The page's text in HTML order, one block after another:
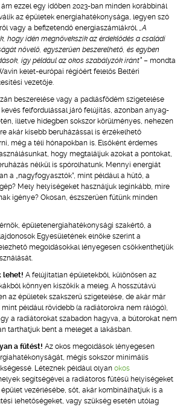
ezzel egy időben 2023-ban minden korábbinál
az épületek energiahatékonysága, legyen szó
vagy a befizetendő energiaszámlákról. „A
hogy idén megnövekszik az érdeklődés a családi
növelő, egyszerűen beszerelhető, és egyben
így például az okos szabályzók iránt” – mondta
kelet-európai régióért felelős Beltéri
vezetője.
beszerelése vagy a padlásfödém szigetelése
felfordulással járó felújítás, azonban anyag-
illetve hidegben sokszor körülményes, nehezen
akár kisebb beruházással is érzékelhető
még a téli hónapokban is. Elsőként érdemes
hogy megtaláljuk azokat a pontokat,
nélkül is spórolhatunk. Mennyi energiát
a „nagyfogyasztók”, mint például a hűtő, a
Mely helyiségeket használjuk leginkább, mire
igénye? Okosan, észszerűen fűtünk minden
épületenergiahatékonysági szakértő, a
Egyesületének elnöke szerint a
megoldásokkal lényegesen csökkenthetjük
lehet! A felújítatlan épületekből, különösen az
könnyen kiszökik a meleg. A hosszútávú
az épületek szakszerű szigetelése, de akár már
például rövidebb (a radiátorokra nem rálógó),
a radiátorokat szabadon hagyva, a bútorokat nem
tarthatjuk bent a meleget a lakásban.
a fűtést! Az okos megoldások lényegesen
mégis sokszor minimális
Léteznek például olyan okos
segítségével a radiátoros fűtésű helyiségeket
vezérlésébe, sőt, akár kombinálhatjuk is a
lehetőségeket, vagy szükség esetén utólag